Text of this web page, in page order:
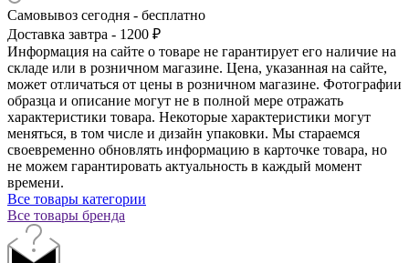
Самовывоз сегодня - бесплатно
Доставка завтра - 1200 ₽
Информация на сайте о товаре не гарантирует его наличие на
складе или в розничном магазине. Цена, указанная на сайте,
может отличаться от цены в розничном магазине. Фотографии
образца и описание могут не в полной мере отражать
характеристики товара. Некоторые характеристики могут
меняться, в том числе и дизайн упаковки. Мы стараемся
своевременно обновлять информацию в карточке товара, но
не можем гарантировать актуальность в каждый момент
времени.
Все товары категории
Все товары бренда